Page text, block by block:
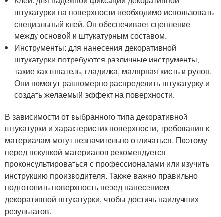
штукатурки на поверхности необходимо использовать
специальный клей. Он обеспечивает сцепление
между основой и штукатурным составом.
Инструменты: для нанесения декоративной
штукатурки потребуются различные инструменты,
такие как шпатель, гладилка, малярная кисть и рулон.
Они помогут равномерно распределить штукатурку и
создать желаемый эффект на поверхности.
В зависимости от выбранного типа декоративной
штукатурки и характеристик поверхности, требования к
материалам могут незначительно отличаться. Поэтому
перед покупкой материалов рекомендуется
проконсультироваться с профессионалами или изучить
инструкцию производителя. Также важно правильно
подготовить поверхность перед нанесением
декоративной штукатурки, чтобы достичь наилучших
результатов.